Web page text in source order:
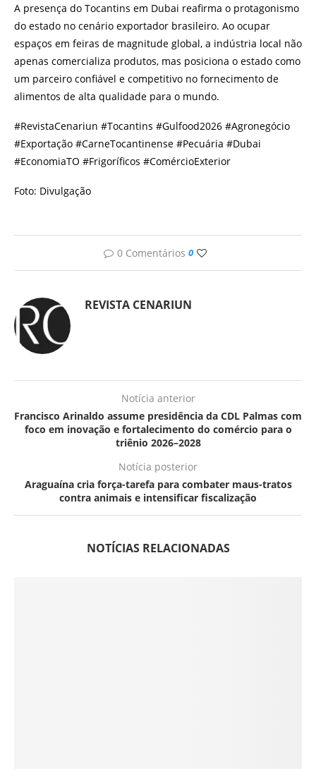
A presença do Tocantins em Dubai reafirma o protagonismo
do estado no cenário exportador brasileiro. Ao ocupar
espaços em feiras de magnitude global, a indústria local não
apenas comercializa produtos, mas posiciona o estado como
um parceiro confiável e competitivo no fornecimento de
alimentos de alta qualidade para o mundo.
#RevistaCenariun #Tocantins #Gulfood2026 #Agronegócio
#Exportação #CarneTocantinense #Pecuária #Dubai
#EconomiaTO #Frigoríficos #ComércioExterior
Foto: Divulgação
0 Comentários 0
REVISTA CENARIUN
Notícia anterior
Francisco Arinaldo assume presidência da CDL Palmas com
foco em inovação e fortalecimento do comércio para o
triênio 2026–2028
Notícia posterior
Araguaína cria força-tarefa para combater maus-tratos
contra animais e intensificar fiscalização
NOTÍCIAS RELACIONADAS